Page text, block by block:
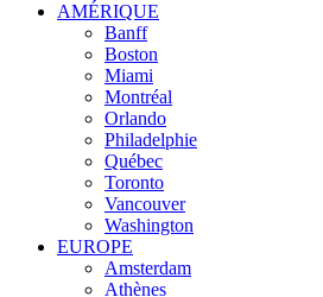
AMÉRIQUE
Banff
Boston
Miami
Montréal
Orlando
Philadelphie
Québec
Toronto
Vancouver
Washington
EUROPE
Amsterdam
Athènes